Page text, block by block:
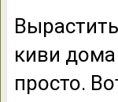
киви
просто.